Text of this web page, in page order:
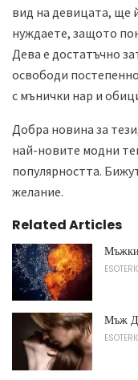
вид на девицата, ще
нуждаете, защото
Дева е достатъчно
освободи
с мънички нар и
Добра новина за
най-новите модни
популярността.
желание.
Related Articles
Мъжки
Мъж